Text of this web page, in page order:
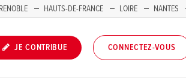
HAUTS-DE-FRANCE LOIRE NANTES
JE CONTRIBUE CONNECTEZ-VOUS